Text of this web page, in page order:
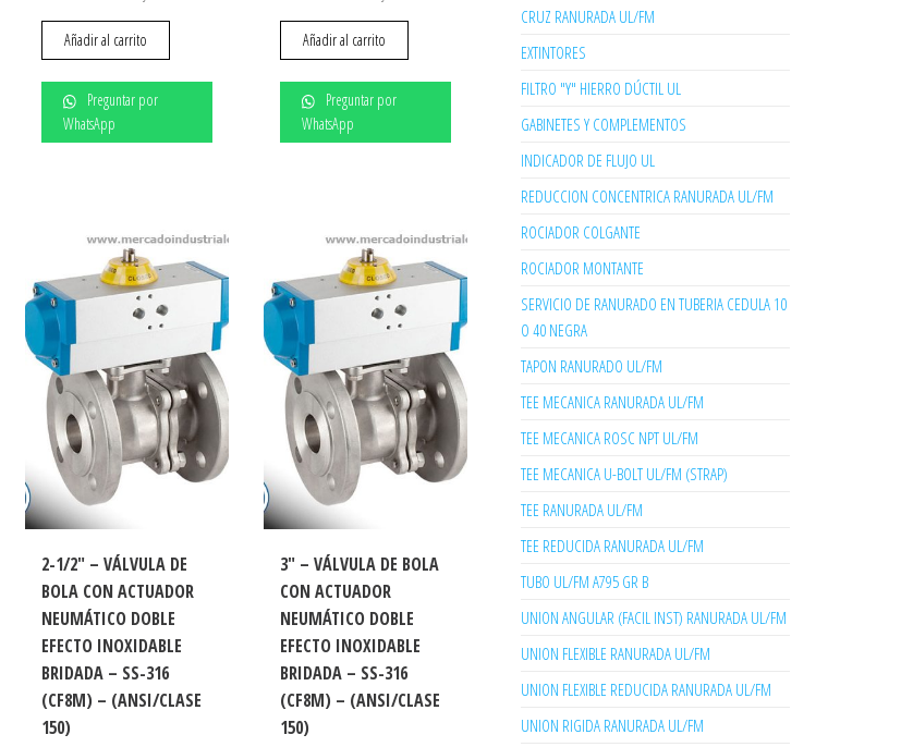
Añadir al carrito
Preguntar por
WhatsApp
Añadir al carrito
Preguntar por
WhatsApp
2-1/2″ – VÁLVULA DE
BOLA CON ACTUADOR
NEUMÁTICO DOBLE
EFECTO INOXIDABLE
BRIDADA – SS-316
(CF8M) – (ANSI/CLASE
150)
3″ – VÁLVULA DE BOLA
CON ACTUADOR
NEUMÁTICO DOBLE
EFECTO INOXIDABLE
BRIDADA – SS-316
(CF8M) – (ANSI/CLASE
150)
CRUZ RANURADA UL/FM
EXTINTORES
FILTRO "Y" HIERRO DÚCTIL UL
GABINETES Y COMPLEMENTOS
INDICADOR DE FLUJO UL
REDUCCION CONCENTRICA RANURADA UL/FM
ROCIADOR COLGANTE
ROCIADOR MONTANTE
SERVICIO DE RANURADO EN TUBERIA CEDULA 10
O 40 NEGRA
TAPON RANURADO UL/FM
TEE MECANICA RANURADA UL/FM
TEE MECANICA ROSC NPT UL/FM
TEE MECANICA U-BOLT UL/FM (STRAP)
TEE RANURADA UL/FM
TEE REDUCIDA RANURADA UL/FM
TUBO UL/FM A795 GR B
UNION ANGULAR (FACIL INST) RANURADA UL/FM
UNION FLEXIBLE RANURADA UL/FM
UNION FLEXIBLE REDUCIDA RANURADA UL/FM
UNION RIGIDA RANURADA UL/FM